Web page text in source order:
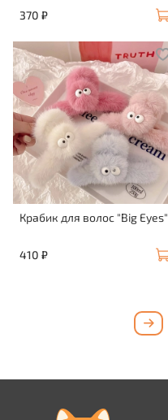
370 ₽
Крабик для волос "Big Eyes"
410 ₽